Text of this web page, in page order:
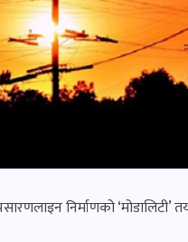
निर्माणको ‘मोडालिटी’